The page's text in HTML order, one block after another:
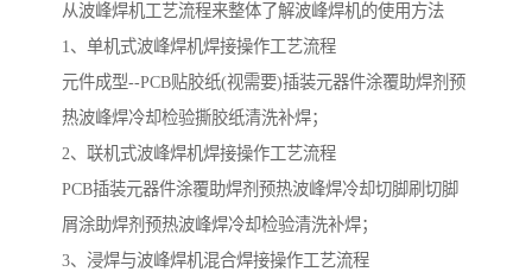
从波峰焊机工艺流程来整体了解波峰焊机的使用方法
1、单机式波峰焊机焊接操作工艺流程
元件成型--PCB贴胶纸(视需要)插装元器件涂覆助焊剂预
热波峰焊冷却检验撕胶纸清洗补焊；
2、联机式波峰焊机焊接操作工艺流程
PCB插装元器件涂覆助焊剂预热波峰焊冷却切脚刷切脚
屑涂助焊剂预热波峰焊冷却检验清洗补焊；
3、浸焊与波峰焊机混合焊接操作工艺流程